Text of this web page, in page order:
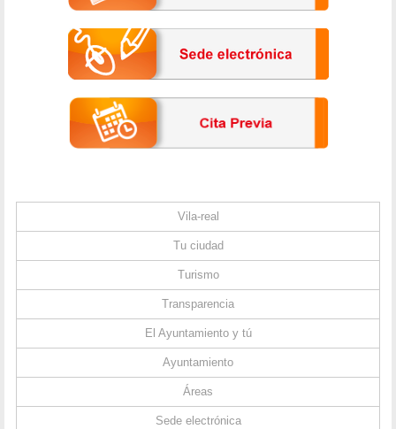
Vila-real
Tu ciudad
Turismo
Transparencia
El Ayuntamiento y tú
Ayuntamiento
Áreas
Sede electrónica